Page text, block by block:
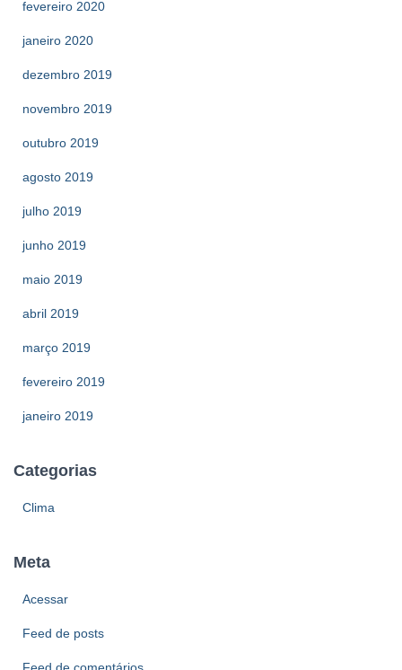
fevereiro 2020
janeiro 2020
dezembro 2019
novembro 2019
outubro 2019
agosto 2019
julho 2019
junho 2019
maio 2019
abril 2019
março 2019
fevereiro 2019
janeiro 2019
Categorias
Clima
Meta
Acessar
Feed de posts